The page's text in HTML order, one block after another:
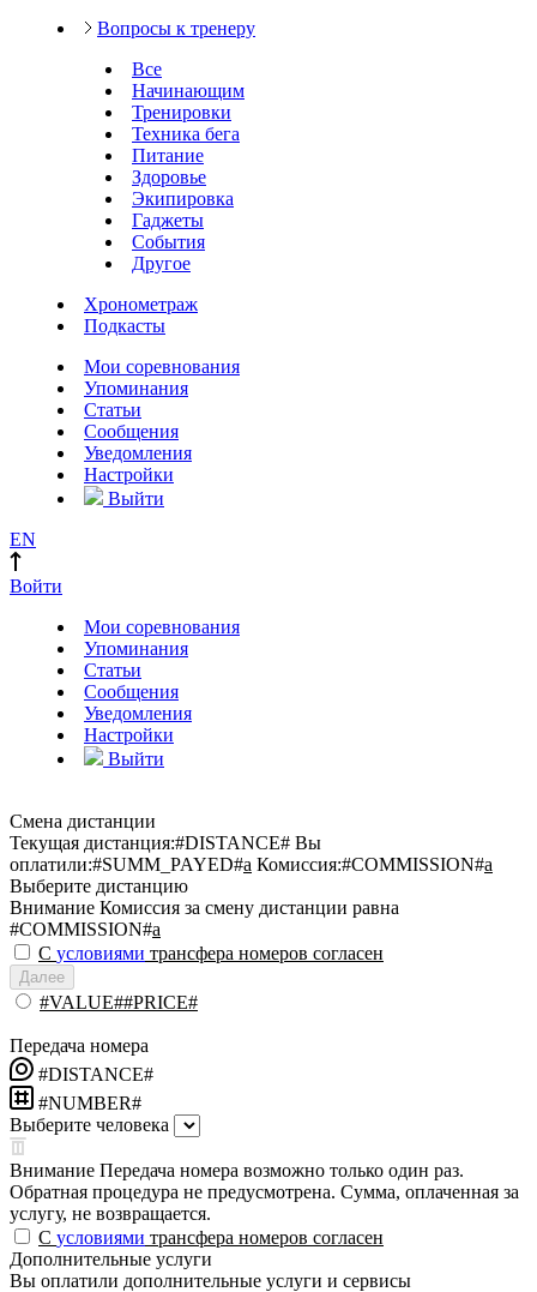
Вопросы к тренеру
Все
Начинающим
Тренировки
Техника бега
Питание
Здоровье
Экипировка
Гаджеты
События
Другое
Хронометраж
Подкасты
Мои соревнования
Упоминания
Статьи
Сообщения
Уведомления
Настройки
Выйти
EN
Войти
Мои соревнования
Упоминания
Статьи
Сообщения
Уведомления
Настройки
Выйти
Смена дистанции
Текущая дистанция:#DISTANCE# Вы
оплатили:#SUMM_PAYED#a Комиссия:#COMMISSION#a
Выберите дистанцию
Внимание Комиссия за смену дистанции равна
#COMMISSION#a
С условиями трансфера номеров согласен
Далее
#VALUE##PRICE#
Передача номера
#DISTANCE#
#NUMBER#
Выберите человека
Внимание Передача номера возможно только один раз.
Обратная процедура не предусмотрена. Сумма, оплаченная за
услугу, не возвращается.
С условиями трансфера номеров согласен
Дополнительные услуги
Вы оплатили дополнительные услуги и сервисы